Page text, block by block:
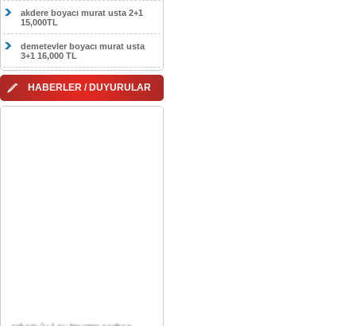
akdere boyacı murat usta 2+1
15,000TL
demetevler boyacı murat usta
3+1 16,000 TL
HABERLER / DUYURULAR